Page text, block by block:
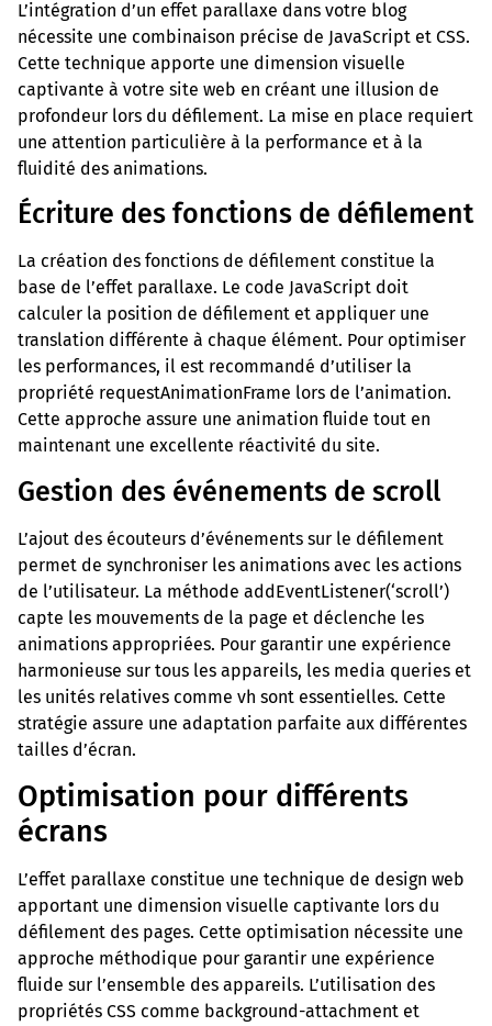
L’intégration d’un effet parallaxe dans votre blog
nécessite une combinaison précise de JavaScript et CSS.
Cette technique apporte une dimension visuelle
captivante à votre site web en créant une illusion de
profondeur lors du défilement. La mise en place requiert
une attention particulière à la performance et à la
fluidité des animations.
Écriture des fonctions de défilement
La création des fonctions de défilement constitue la
base de l’effet parallaxe. Le code JavaScript doit
calculer la position de défilement et appliquer une
translation différente à chaque élément. Pour optimiser
les performances, il est recommandé d’utiliser la
propriété requestAnimationFrame lors de l’animation.
Cette approche assure une animation fluide tout en
maintenant une excellente réactivité du site.
Gestion des événements de scroll
L’ajout des écouteurs d’événements sur le défilement
permet de synchroniser les animations avec les actions
de l’utilisateur. La méthode addEventListener(‘scroll’)
capte les mouvements de la page et déclenche les
animations appropriées. Pour garantir une expérience
harmonieuse sur tous les appareils, les media queries et
les unités relatives comme vh sont essentielles. Cette
stratégie assure une adaptation parfaite aux différentes
tailles d’écran.
Optimisation pour différents
écrans
L’effet parallaxe constitue une technique de design web
apportant une dimension visuelle captivante lors du
défilement des pages. Cette optimisation nécessite une
approche méthodique pour garantir une expérience
fluide sur l’ensemble des appareils. L’utilisation des
propriétés CSS comme background-attachment et